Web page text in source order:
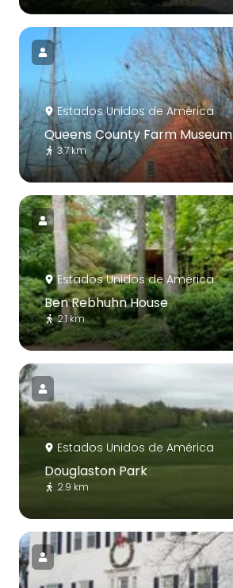
Estados Unidos de América
Queens County Farm Museum
3.7 km
Estados Unidos de América
Ben Rebhuhn House
2.1 km
Estados Unidos de América
Douglaston Park
2.9 km